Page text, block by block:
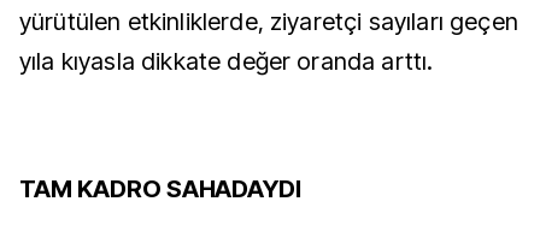
yürütülen etkinliklerde, ziyaretçi sayıları geçen
yıla kıyasla dikkate değer oranda arttı.
TAM KADRO SAHADAYDI